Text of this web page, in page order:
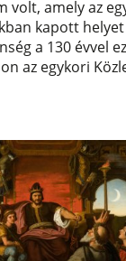
volt, amely az
kapott
a 130 évvel
az egykori